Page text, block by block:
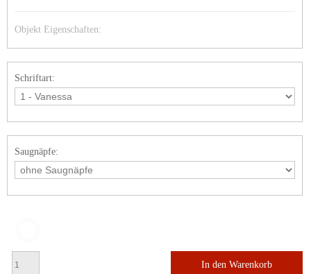
Objekt Eigenschaften:
Schriftart:
Saugnäpfe:
In den Warenkorb